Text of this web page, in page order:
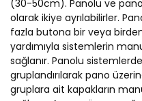
(30-50cm). Panolu ve
olarak ikiye ayrılabilirler.
fazla butona bir veya
yardımıyla sistemlerin
sağlanır. Panolu
gruplandırılarak pano
gruplara ait kapakların